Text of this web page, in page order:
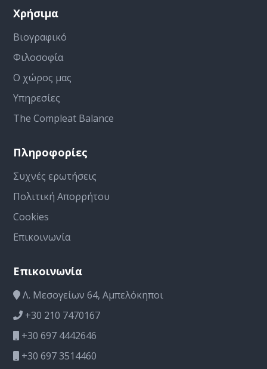
Χρήσιμα
Βιογραφικό
Φιλοσοφία
Ο χώρος μας
Υπηρεσίες
The Compleat Balance
Πληροφορίες
Συχνές ερωτήσεις
Πολιτική Απορρήτου
Cookies
Επικοινωνία
Επικοινωνία
Λ. Μεσογείων 64, Αμπελόκηποι
+30 210 7470167
+30 697 4442646
+30 697 3514460